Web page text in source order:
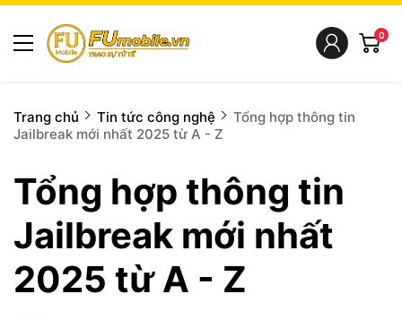
0
Trang chủ Tin tức công nghệ
Tổng hợp thông tin
Jailbreak mới nhất 2025 từ A - Z
Tổng hợp thông tin
Jailbreak mới nhất
2025 từ A - Z